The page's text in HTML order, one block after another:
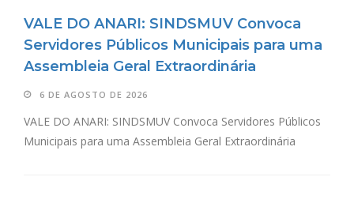
VALE DO ANARI: SINDSMUV Convoca
Servidores Públicos Municipais para uma
Assembleia Geral Extraordinária
6 DE AGOSTO DE 2026
VALE DO ANARI: SINDSMUV Convoca Servidores Públicos
Municipais para uma Assembleia Geral Extraordinária